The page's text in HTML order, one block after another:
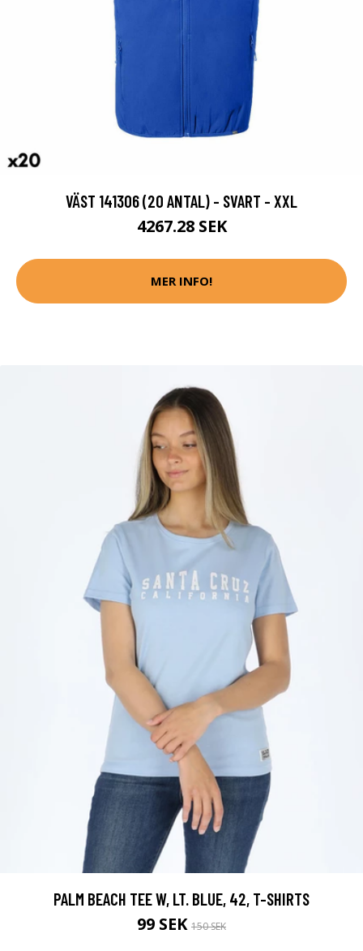
VÄST 141306 (20 ANTAL) - SVART - XXL
4267.28 SEK
MER INFO!
PALM BEACH TEE W, LT. BLUE, 42, T-SHIRTS
99 SEK 150 SEK